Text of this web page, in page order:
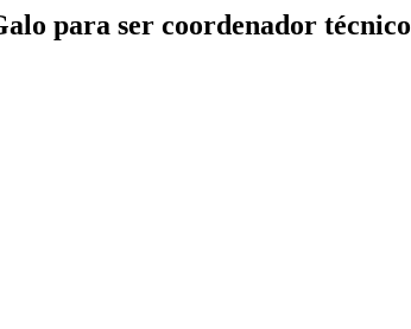
para ser coordenador técnico